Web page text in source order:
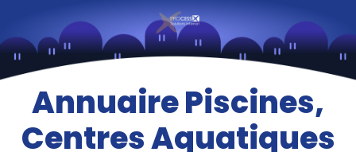
Annuaire Piscines,
Centres Aquatiques